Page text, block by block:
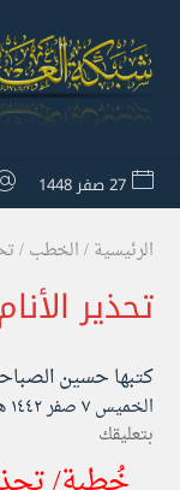
27 صفر 1448
الرئيسية/الخطب/
تحذير
كتبها حسين
الخميس ۷ صفر ۱٤٤۲ هـ الموافق ۲٤ سبتمبر ۲۰۲۰ مـ |
بتعليقك